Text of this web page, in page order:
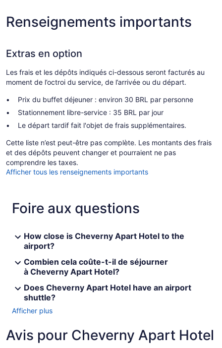
Renseignements importants
Extras en option
Les frais et les dépôts indiqués ci-dessous seront facturés au
moment de l’octroi du service, de l’arrivée ou du départ.
Prix du buffet déjeuner : environ 30 BRL par personne
Stationnement libre-service : 35 BRL par jour
Le départ tardif fait l'objet de frais supplémentaires.
Cette liste n’est peut-être pas complète. Les montants des frais
et des dépôts peuvent changer et pourraient ne pas
comprendre les taxes.
Afficher tous les renseignements importants
Foire aux questions
How close is Cheverny Apart Hotel to the
airport?
Combien cela coûte-t-il de séjourner
à Cheverny Apart Hotel?
Does Cheverny Apart Hotel have an airport
shuttle?
Afficher plus
Avis pour Cheverny Apart Hotel